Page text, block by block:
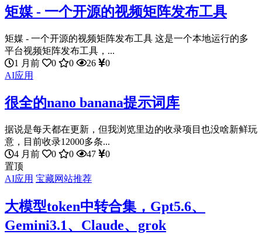
矩媒 - 一个开源的视频矩阵发布工具
矩媒 - 一个开源的视频矩阵发布工具 这是一个本地运行的多
平台视频矩阵发布工具，...
1 月前
0 0 26
0
AI应用
很全的nano banana提示词库
据说是每天都在更新，但我浏览里边的收录项目也没啥新鲜玩
意，目前收录12000多条...
4 月前
0 0 47
0
置顶
AI应用 宝藏网站推荐
大模型token中转合集，Gpt5.6、
Gemini3.1、Claude、grok